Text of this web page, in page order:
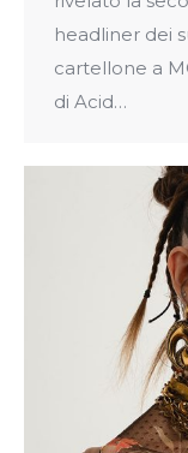
headliner dei
cartellone a
di Acid…